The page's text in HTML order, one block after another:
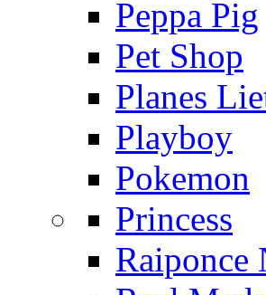
Peppa Pig
Pet Shop
Planes
Playboy
Pokemon
Princess
Raiponce